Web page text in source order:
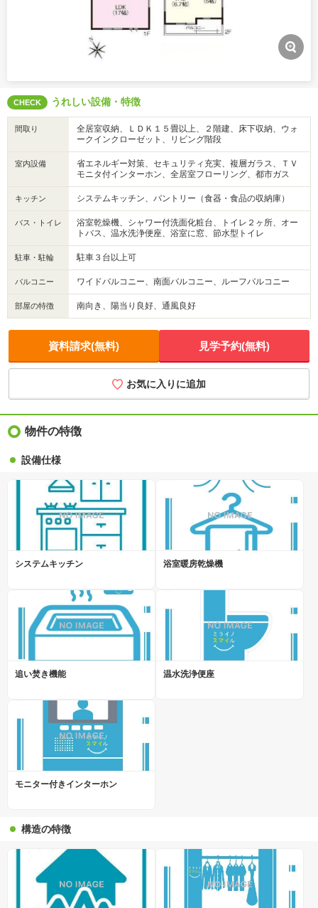
CHECK うれしい設備・特徴
間取り
全居室収納、ＬＤＫ１５畳以上、２階建、床下収納、ウォ
ークインクローゼット、リビング階段
室内設備
省エネルギー対策、セキュリティ充実、複層ガラス、ＴＶ
モニタ付インターホン、全居室フローリング、都市ガス
キッチン システムキッチン、パントリー（食器・食品の収納庫）
バス・トイレ
浴室乾燥機、シャワー付洗面化粧台、トイレ２ヶ所、オー
トバス、温水洗浄便座、浴室に窓、節水型トイレ
駐車・駐輪 駐車３台以上可
バルコニー ワイドバルコニー、南面バルコニー、ルーフバルコニー
部屋の特徴 南向き、陽当り良好、通風良好
資料請求(無料) 見学予約(無料)
お気に入りに追加
物件の特徴
設備仕様
システムキッチン 浴室暖房乾燥機
追い焚き機能 温水洗浄便座
モニター付きインターホン
構造の特徴